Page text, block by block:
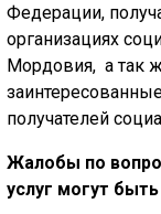
Федерации,
организациях
Мордовия, а так
получателей
Жалобы по
услуг могут